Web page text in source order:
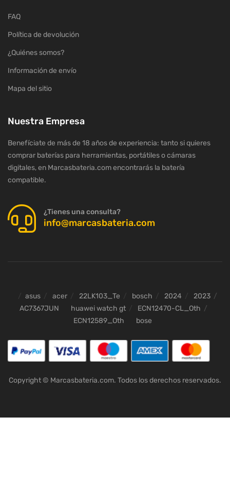
FAQ
Política de devolución
¿Quiénes somos?
Información de envío
Mapa del sitio
Nuestra Empresa
Benefíciate de más de 18 años de experiencia: tanto si quieres
comprar baterías para herramientas, portátiles o cámaras
digitales, en Marcasbateria.com encontrarás la batería
compatible.
¿Tienes una consulta?
info@marcasbateria.com
asus acer 22LK103_Te bosch 2024
2023
AC7367JUN
huawei watch gt
ECN12470-CL_Oth
ECN12589_Oth
bose
Copyright © Marcasbateria.com. Todos los derechos reservados.